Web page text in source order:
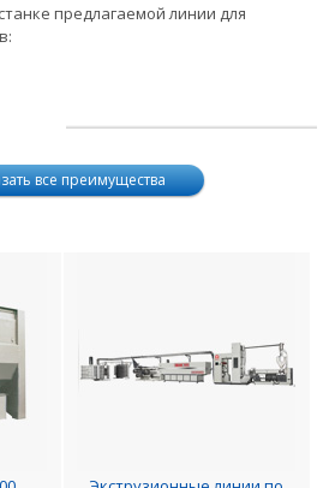
станке предлагаемой линии для
все преимущества